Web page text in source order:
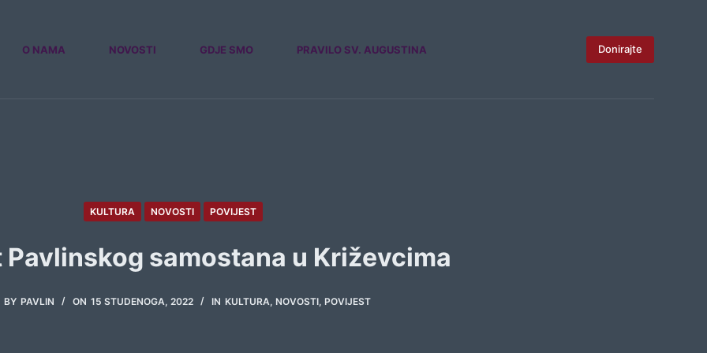
O NAMA NOVOSTI GDJE SMO PRAVILO SV. AUGUSTINA Donirajte
KULTURA NOVOSTI POVIJEST
Pavlinskog samostana u Križevcima
BY PAVLIN ON 15 STUDENOGA, 2022 IN KULTURA, NOVOSTI, POVIJEST